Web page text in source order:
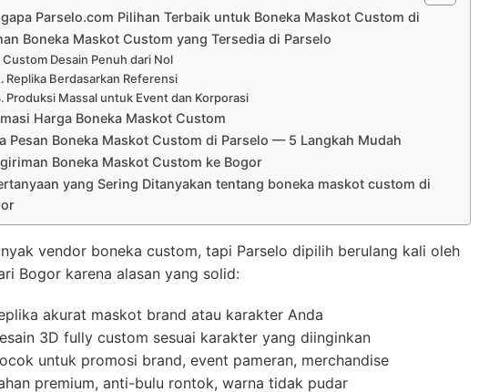
Parselo.com Pilihan Terbaik untuk Boneka Maskot Custom di
Boneka Maskot Custom yang Tersedia di Parselo
Custom Desain Penuh dari Nol
Replika Berdasarkan Referensi
Produksi Massal untuk Event dan Korporasi
Harga Boneka Maskot Custom
Pesan Boneka Maskot Custom di Parselo — 5 Langkah Mudah
Boneka Maskot Custom ke Bogor
yang Sering Ditanyakan tentang boneka maskot custom di
vendor boneka custom, tapi Parselo dipilih berulang kali oleh
Bogor karena alasan yang solid:
akurat maskot brand atau karakter Anda
3D fully custom sesuai karakter yang diinginkan
untuk promosi brand, event pameran, merchandise
premium, anti-bulu rontok, warna tidak pudar